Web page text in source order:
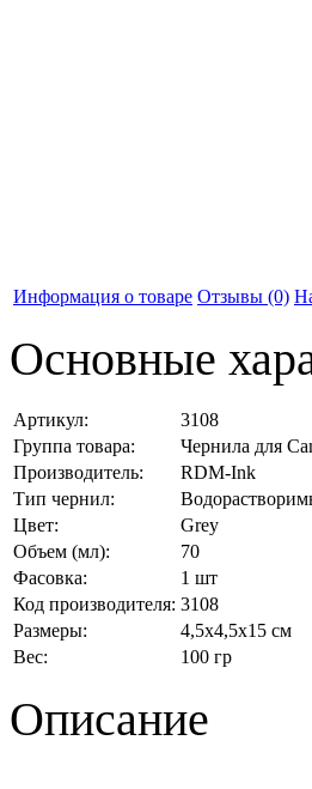
Информация о товаре Отзывы (0)
Основные
Артикул:
3108
Группа товара:
Чернила для
Производитель:
RDM-Ink
Тип чернил:
Цвет:
Grey
Объем (мл):
70
Фасовка:
1 шт
Код производителя: 3108
Размеры:
4,5x4,5x15 см
Вес:
100 гр
Описание